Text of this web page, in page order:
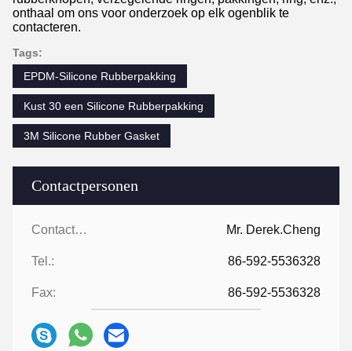
Contactpersonen
Contactpersonen: Mr. Derek.Cheng
Tel.: 86-592-5536328
Fax: 86-592-5536328
onthaal om ons voor onderzoek op elk ogenblik te
contacteren.
Tags:
EPDM-Silicone Rubberpakking
Kust 30 een Silicone Rubberpakking
3M Silicone Rubber Gasket